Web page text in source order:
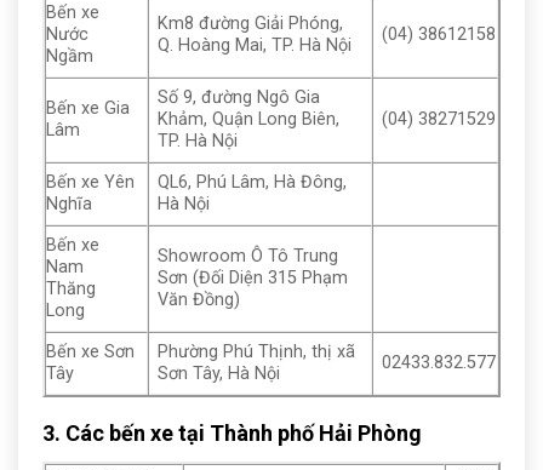
Bến xe
Nước
Ngầm
Km8 đường Giải Phóng,
Q. Hoàng Mai, TP. Hà Nội
(04) 38612158
Bến xe Gia
Lâm
Số 9, đường Ngô Gia
Khảm, Quận Long Biên,
TP. Hà Nội
(04) 38271529
Bến xe Yên
Nghĩa
QL6, Phú Lâm, Hà Đông,
Hà Nội
Bến xe
Nam
Thăng
Long
Showroom Ô Tô Trung
Sơn (Đối Diện 315 Phạm
Văn Đồng)
Bến xe Sơn
Tây
Phường Phú Thịnh, thị xã
Sơn Tây, Hà Nội
02433.832.577
3. Các bến xe tại Thành phố Hải Phòng